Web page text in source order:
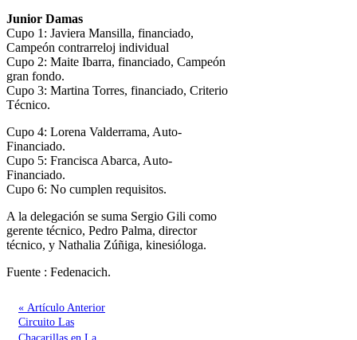
Junior Damas
Cupo 1: Javiera Mansilla, financiado,
Campeón contrarreloj individual
Cupo 2: Maite Ibarra, financiado, Campeón
gran fondo.
Cupo 3: Martina Torres, financiado, Criterio
Técnico.
Cupo 4: Lorena Valderrama, Auto-
Financiado.
Cupo 5: Francisca Abarca, Auto-
Financiado.
Cupo 6: No cumplen requisitos.
A la delegación se suma Sergio Gili como
gerente técnico, Pedro Palma, director
técnico, y Nathalia Zúñiga, kinesióloga.
Fuente : Fedenacich.
« Artículo Anterior
Circuito Las